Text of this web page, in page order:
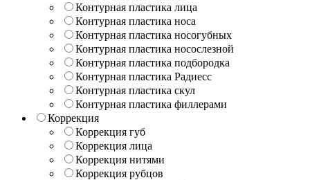
Контурная пластика лица
Контурная пластика носа
Контурная пластика носогубных
Контурная пластика носослезной
Контурная пластика подбородка
Контурная пластика Радиесс
Контурная пластика скул
Контурная пластика филлерами
Коррекция
Коррекция губ
Коррекция лица
Коррекция нитями
Коррекция рубцов